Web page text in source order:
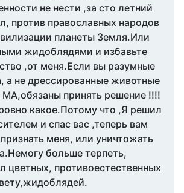
не нести ,за сто летний
против православных народов
планеты Земля.Или
жидоблядями и избавьте
,от меня.Если вы разумные
а не дрессированные животные
принять решение !!!!
какое.Потому что ,Я решил
и спас вас ,теперь вам
меня, или уничтожать
больше терпеть,
цветных, противоестественных